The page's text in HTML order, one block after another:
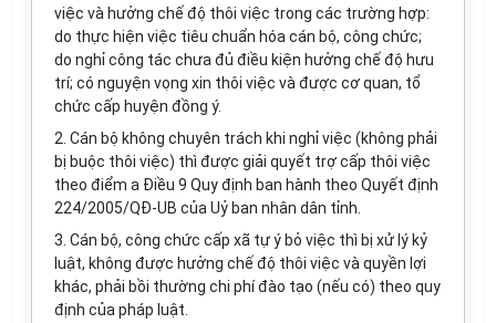
việc và hưởng chế độ thôi việc trong các trường hợp:
do thực hiện việc tiêu chuẩn hóa cán bộ, công chức;
do nghỉ công tác chưa đủ điều kiện hưởng chế độ hưu
trí; có nguyện vọng xin thôi việc và được cơ quan, tổ
chức cấp huyện đồng ý.
2. Cán bộ không chuyên trách khi nghỉ việc (không phải
bị buộc thôi việc) thì được giải quyết trợ cấp thôi việc
theo điểm a Điều 9 Quy định ban hành theo Quyết định
224/2005/QĐ-UB của Uỷ ban nhân dân tỉnh.
3. Cán bộ, công chức cấp xã tự ý bỏ việc thì bị xử lý kỷ
luật, không được hưởng chế độ thôi việc và quyền lợi
khác, phải bồi thường chi phí đào tạo (nếu có) theo quy
định của pháp luật.